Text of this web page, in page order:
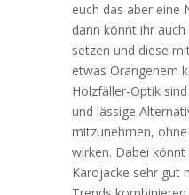
euch das aber eine
dann könnt ihr
setzen und diese
etwas Orangenem
Holzfäller-Optik
und lässige
mitzunehmen,
wirken. Dabei
Karojacke sehr gut